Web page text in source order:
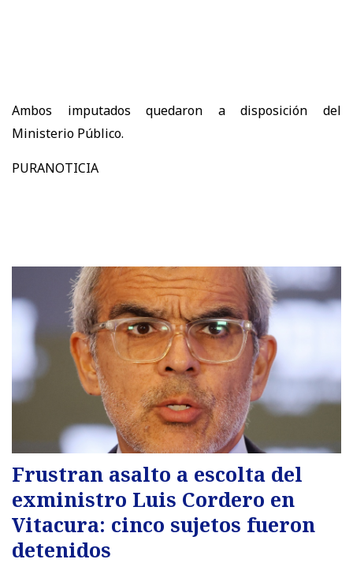
Ambos imputados quedaron a disposición del
Ministerio Público.
PURANOTICIA
Frustran asalto a escolta del
exministro Luis Cordero en
Vitacura: cinco sujetos fueron
detenidos